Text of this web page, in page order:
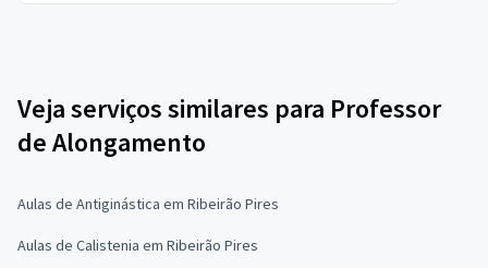
Veja serviços similares para Professor
de Alongamento
Aulas de Antiginástica em Ribeirão Pires
Aulas de Calistenia em Ribeirão Pires